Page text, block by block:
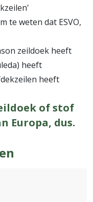
te weten dat ESVO,
zeildoek heeft
heeft
heeft
of stof
Europa, dus.